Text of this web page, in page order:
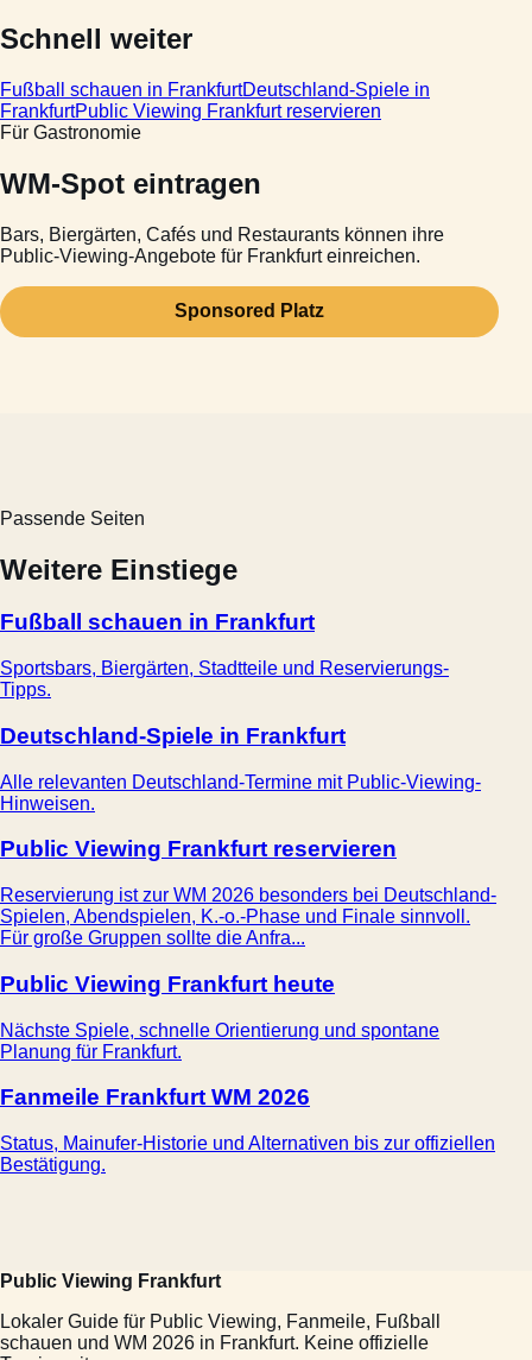
Schnell weiter
Fußball schauen in FrankfurtDeutschland-Spiele in
FrankfurtPublic Viewing Frankfurt reservieren
Für Gastronomie
WM-Spot eintragen
Bars, Biergärten, Cafés und Restaurants können ihre
Public-Viewing-Angebote für Frankfurt einreichen.
Sponsored Platz
Passende Seiten
Weitere Einstiege
Fußball schauen in Frankfurt
Sportsbars, Biergärten, Stadtteile und Reservierungs-
Tipps.
Deutschland-Spiele in Frankfurt
Alle relevanten Deutschland-Termine mit Public-Viewing-
Hinweisen.
Public Viewing Frankfurt reservieren
Reservierung ist zur WM 2026 besonders bei Deutschland-
Spielen, Abendspielen, K.-o.-Phase und Finale sinnvoll.
Für große Gruppen sollte die Anfra...
Public Viewing Frankfurt heute
Nächste Spiele, schnelle Orientierung und spontane
Planung für Frankfurt.
Fanmeile Frankfurt WM 2026
Status, Mainufer-Historie und Alternativen bis zur offiziellen
Bestätigung.
Public Viewing Frankfurt
Lokaler Guide für Public Viewing, Fanmeile, Fußball
schauen und WM 2026 in Frankfurt. Keine offizielle